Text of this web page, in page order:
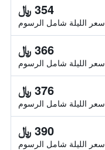
354 ﷼
سعر الليلة شامل الرسوم
366 ﷼
سعر الليلة شامل الرسوم
376 ﷼
سعر الليلة شامل الرسوم
390 ﷼
سعر الليلة شامل الرسوم